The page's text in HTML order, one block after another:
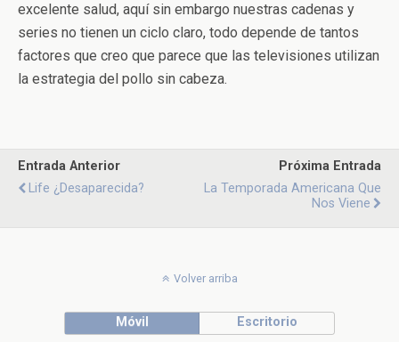
excelente salud, aquí sin embargo nuestras cadenas y
series no tienen un ciclo claro, todo depende de tantos
factores que creo que parece que las televisiones utilizan
la estrategia del pollo sin cabeza.
Entrada Anterior
Life ¿desaparecida?
Próxima Entrada
La Temporada Americana Que
Nos Viene
Volver arriba
Móvil Escritorio